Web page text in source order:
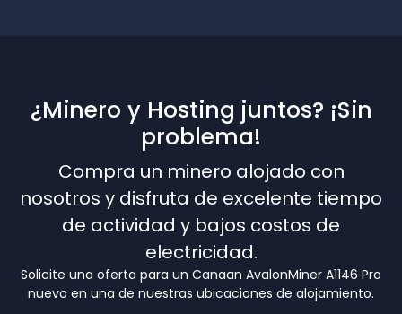
¿Minero y Hosting juntos? ¡Sin
problema!
Compra un minero alojado con
nosotros y disfruta de excelente tiempo
de actividad y bajos costos de
electricidad.
Solicite una oferta para un Canaan AvalonMiner A1146 Pro
nuevo en una de nuestras ubicaciones de alojamiento.